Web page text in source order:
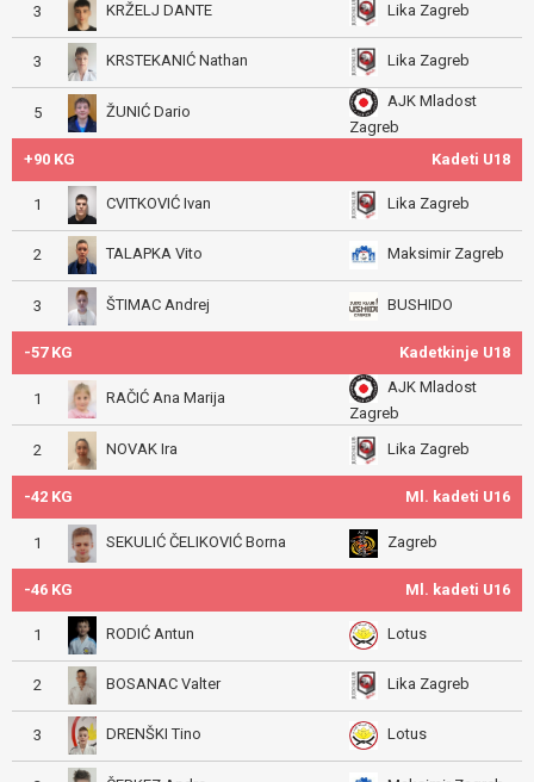
3 KRŽELJ DANTE Lika Zagreb
3 KRSTEKANIĆ Nathan Lika Zagreb
5 ŽUNIĆ Dario
AJK Mladost
Zagreb
+90 KG
Kadeti U18
1 CVITKOVIĆ Ivan Lika Zagreb
2 TALAPKA Vito Maksimir Zagreb
3 ŠTIMAC Andrej BUSHIDO
-57 KG Kadetkinje U18
1 RAČIĆ Ana Marija
AJK Mladost
Zagreb
2 NOVAK Ira Lika Zagreb
-42 KG Ml. kadeti U16
1 SEKULIĆ ČELIKOVIĆ Borna Zagreb
-46 KG Ml. kadeti U16
1 RODIĆ Antun Lotus
2 BOSANAC Valter Lika Zagreb
3 DRENŠKI Tino Lotus